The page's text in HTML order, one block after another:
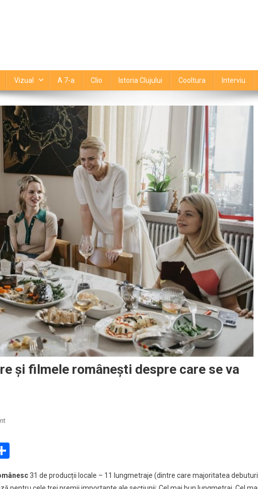
Vizual A 7-a Clio Istoria Clujului Cooltura Interviu
și filmele românești despre care se va
on
Debuturi,
filmele
31 de producții locale – 11 lungmetraje (dintre care majoritatea debuturi